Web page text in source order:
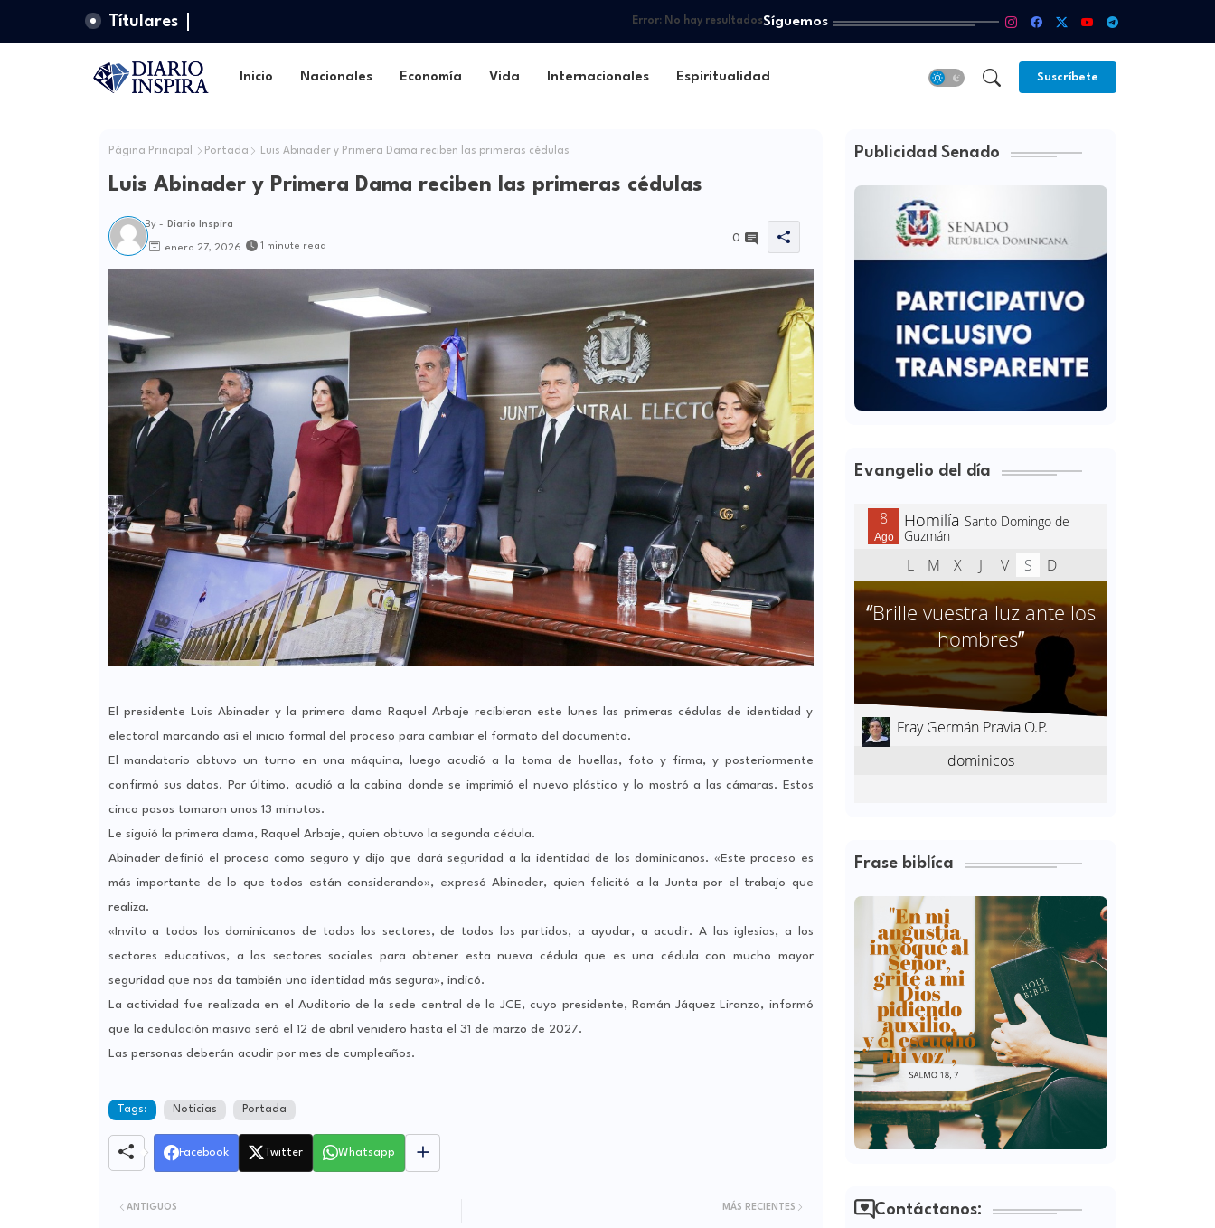
Títulares Error:No hay resultadosSíguemos
Inicio Nacionales Economía Vida Internacionales Espiritualidad Suscríbete
Página Principal Portada Luis Abinader y Primera Dama reciben las primeras cédulas
Luis Abinader y Primera Dama reciben las primeras cédulas
By - Diario Inspira
enero 27, 2026 1 minute read
0
El presidente Luis Abinader y la primera dama Raquel Arbaje recibieron este lunes las primeras cédulas de identidad y
electoral marcando así el inicio formal del proceso para cambiar el formato del documento.
El mandatario obtuvo un turno en una máquina, luego acudió a la toma de huellas, foto y firma, y posteriormente
confirmó sus datos. Por último, acudió a la cabina donde se imprimió el nuevo plástico y lo mostró a las cámaras. Estos
cinco pasos tomaron unos 13 minutos.
Le siguió la primera dama, Raquel Arbaje, quien obtuvo la segunda cédula.
Abinader definió el proceso como seguro y dijo que dará seguridad a la identidad de los dominicanos. «Este proceso es
más importante de lo que todos están considerando», expresó Abinader, quien felicitó a la Junta por el trabajo que
realiza.
«Invito a todos los dominicanos de todos los sectores, de todos los partidos, a ayudar, a acudir. A las iglesias, a los
sectores educativos, a los sectores sociales para obtener esta nueva cédula que es una cédula con mucho mayor
seguridad que nos da también una identidad más segura», indicó.
La actividad fue realizada en el Auditorio de la sede central de la JCE, cuyo presidente, Román Jáquez Liranzo, informó
que la cedulación masiva será el 12 de abril venidero hasta el 31 de marzo de 2027.
Las personas deberán acudir por mes de cumpleaños.
Tags: Noticias Portada
Facebook Twitter Whatsapp
MÁS RECIENTES
ANTIGUOS
Publicidad Senado
Evangelio del día
Frase biblíca
Contáctanos: